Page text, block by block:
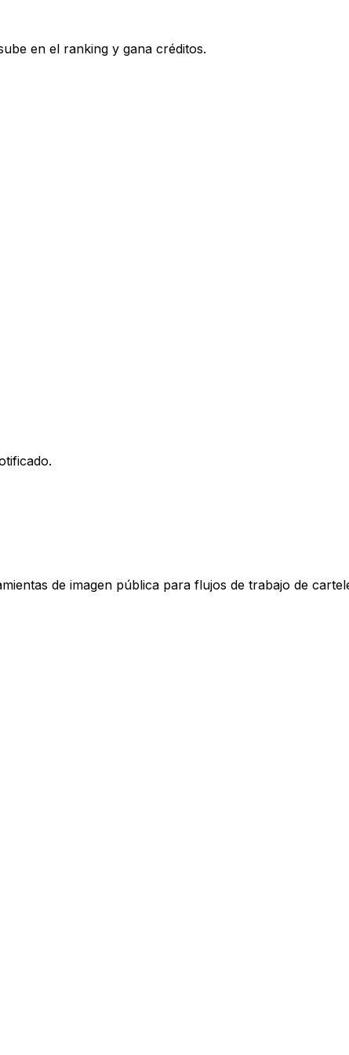
en el ranking y gana créditos.
de imagen pública para flujos de trabajo de